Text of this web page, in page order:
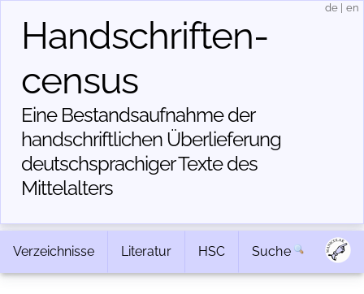
Handschriften­
census
Eine Bestandsaufnahme der
handschriftlichen Über­lieferung
deutschsprachiger Texte des
Mittelalters
de en
Verzeichnisse Literatur HSC Suche